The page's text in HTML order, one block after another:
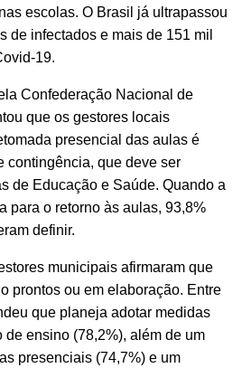
escolas. O Brasil já ultrapassou
de infectados e mais de 151 mil
19.
Confederação Nacional de
que os gestores locais
presencial das aulas é
contingência, que deve ser
de Educação e Saúde. Quando a
para o retorno às aulas, 93,8%
definir.
municipais afirmaram que
prontos ou em elaboração. Entre
que planeja adotar medidas
de ensino (78,2%), além de um
presenciais (74,7%) e um